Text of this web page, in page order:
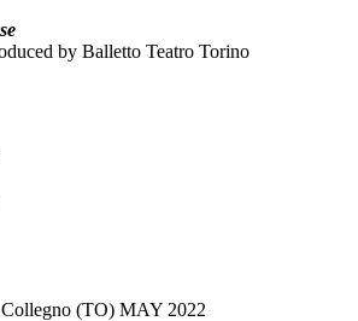
by Balletto Teatro Torino
(TO) MAY 2022